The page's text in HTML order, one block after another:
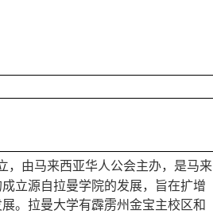
，由马来西亚华人公会主办，是马来
立源自拉曼学院的发展，旨在扩增
。 拉曼大学有霹雳州金宝主校区和